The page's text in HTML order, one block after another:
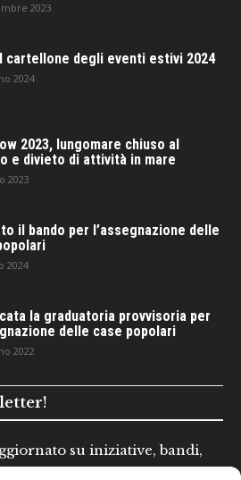
2023
cartellone degli eventi estivi 2024
2024
2023, lungomare chiuso al
e divieto di attività in mare
2023
il bando per l’assegnazione delle
2024
la graduatoria provvisoria per
delle case popolari
2022
su iniziative, bandi,